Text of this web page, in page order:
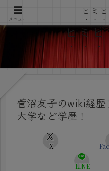
ヒミ
菅沼友子のwiki経歴
大学など学歴！
X
LINE
メニュー
ヒミ